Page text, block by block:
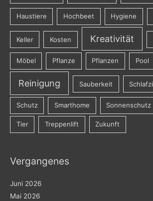
Haustiere Hochbeet Hygiene
Keller Kosten Kreativität
Möbel Pflanze Pflanzen Pool
Reinigung Sauberkeit
Schutz Smarthome Sonnenschutz
Tier Treppenlift Zukunft
Vergangenes
Juni 2026
Mai 2026